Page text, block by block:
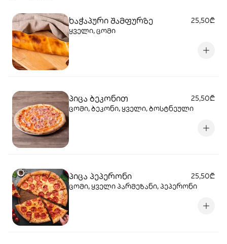
ხაჭაპური შამფურზე
25,50₾
ყველი, ცომი
პიცა ბეკონით
25,50₾
ცომი, ბეკონი, ყველი, ბოსტნეული
პიცა პეპერონი
25,50₾
ცომი, ყველი პარმეზანი, პეპერონი